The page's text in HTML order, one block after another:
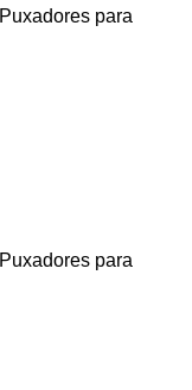
Puxadores para
Puxadores para